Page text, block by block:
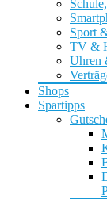
Sport
TV &
Uhren
Shops
Spartipps